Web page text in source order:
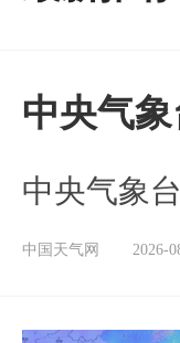
中央气
中央气象
中国天气网 2026-